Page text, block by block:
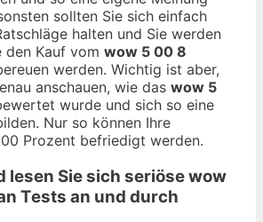
sollten Sie sich einfach
halten und Sie werden
den Kauf vom wow 5 00 8
werden. Wichtig ist aber,
anschauen, wie das wow 5
wurde und sich so eine
Nur so können Ihre
Prozent befriedigt werden.
lesen Sie sich seriösewow
Tests an und durch